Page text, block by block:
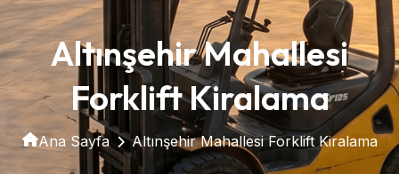
Altınşehir Mahallesi
Forklift Kiralama
Ana Sayfa Altınşehir Mahallesi Forklift Kiralama